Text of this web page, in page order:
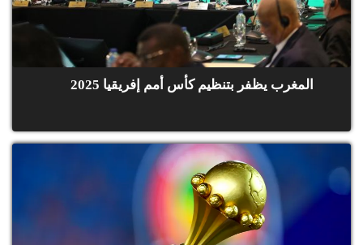
المغرب يظفر بتنظيم كأس أمم إفريقيا 2025